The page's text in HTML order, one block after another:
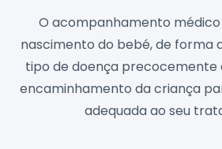
O acompanhamento
nascimento do bebé, de forma
tipo de doença precocemente
encaminhamento da criança
adequada ao seu